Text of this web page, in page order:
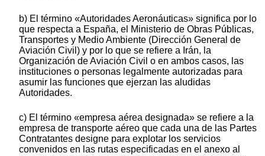
b) El término «Autoridades Aeronáuticas» significa por lo
que respecta a España, el Ministerio de Obras Públicas,
Transportes y Medio Ambiente (Dirección General de
Aviación Civil) y por lo que se refiere a Irán, la
Organización de Aviación Civil o en ambos casos, las
instituciones o personas legalmente autorizadas para
asumir las funciones que ejerzan las aludidas
Autoridades.
c) El término «empresa aérea designada» se refiere a la
empresa de transporte aéreo que cada una de las Partes
Contratantes designe para explotar los servicios
convenidos en las rutas especificadas en el anexo al